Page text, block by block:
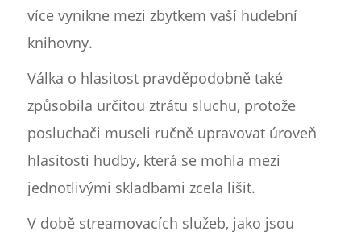
více vynikne mezi zbytkem vaší hudební
knihovny.
Válka o hlasitost pravděpodobně také
způsobila určitou ztrátu sluchu, protože
posluchači museli ručně upravovat úroveň
hlasitosti hudby, která se mohla mezi
jednotlivými skladbami zcela lišit.
V době streamovacích služeb, jako jsou